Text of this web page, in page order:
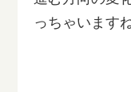
っちゃいますね